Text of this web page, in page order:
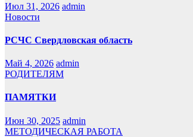
Июл 31, 2026 admin
Новости
РСЧС Свердловская область
Май 4, 2026 admin
РОДИТЕЛЯМ
ПАМЯТКИ
Июн 30, 2025 admin
МЕТОДИЧЕСКАЯ РАБОТА